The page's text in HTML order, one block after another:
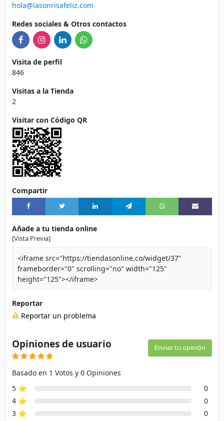
hola@lasonrisafeliz.com
Redes sociales & Otros contactos
Visita de perfil
846
Visitas a la Tienda
2
Visitar con Código QR
Compartir
Añade a tu tienda online
[Vista Previa]
<iframe src="https://tiendasonline.co/widget/37"
frameborder="0" scrolling="no" width="125"
height="125"></iframe>
Reportar
Reportar un problema
Opiniones de usuario Enviar tu opinión
Basado en 1 Votos y 0 Opiniones
5 ⭐
0
4 ⭐
0
3 ⭐
0